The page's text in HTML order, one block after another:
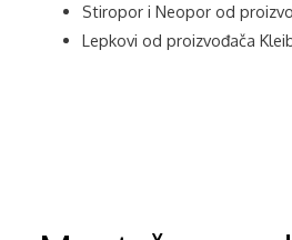
Stiropor i Neopor od
Lepkovi od proizvođača